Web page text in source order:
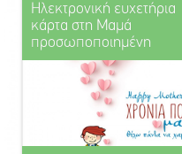
Ηλεκτρονική ευχετήρια
κάρτα στη Μαμά
προσωποποιημένη